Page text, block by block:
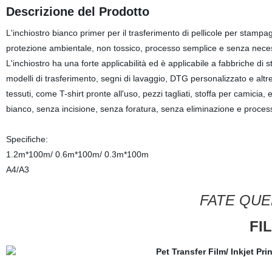
Descrizione del Prodotto
L'inchiostro bianco primer per il trasferimento di pellicole per
protezione ambientale, non tossico, processo semplice e senza
L'inchiostro ha una forte applicabilità ed è applicabile a fabbriche di
modelli di trasferimento, segni di lavaggio, DTG personalizzato e
tessuti, come T-shirt pronte all'uso, pezzi tagliati, stoffa per
bianco, senza incisione, senza foratura, senza eliminazione e
Specifiche:
1.2m*100m/ 0.6m*100m/ 0.3m*100m
A4/A3
FATE